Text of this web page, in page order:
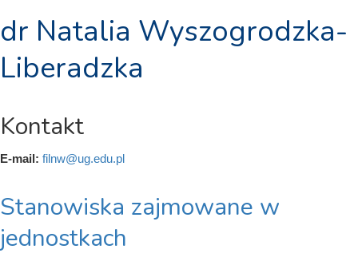
dr Natalia Wyszogrodzka-
Liberadzka
Kontakt
E-mail: filnw@ug.edu.pl
Stanowiska zajmowane w
jednostkach